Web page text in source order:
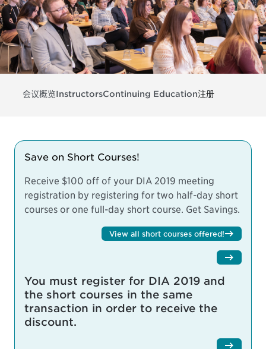
会议概览InstructorsContinuing Education注册
Save on Short Courses!
Receive $100 off of your DIA 2019 meeting
registration by registering for two half-day short
courses or one full-day short course. Get Savings.
View all short courses offered!
You must register for DIA 2019 and
the short courses in the same
transaction in order to receive the
discount.